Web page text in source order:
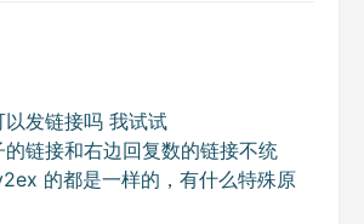
以发链接吗 我试试
的链接和右边回复数的链接不统
的都是一样的，有什么特殊原